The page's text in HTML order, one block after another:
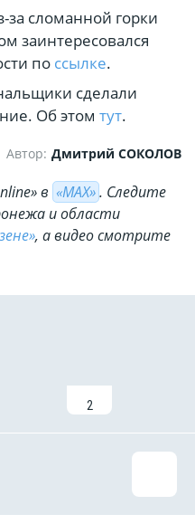
за сломанной горки
заинтересовался
по ссылке.
сделали
Об этом тут.
Автор: Дмитрий СОКОЛОВ
в «МАХ». Cледите
и области
, а видео смотрите
2